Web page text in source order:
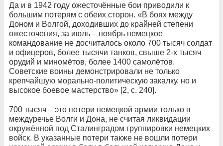
Да и в 1942 году ожесточённые бои приводили к
большим потерям с обеих сторон. «В боях между
Доном и Волгой, доходивших до крайней степени
ожесточения, за июль – ноябрь немецкое
командование не досчиталось около 700 тысяч солдат
и офицеров, более тысячи танков, свыше 2-х тысяч
орудий и миномётов, более 1400 самолётов.
Советские воины демонстрировали не только
крепчайшую морально-политическую закалку, но и
высокое боевое мастерство» [2, с. 240].
700 тысяч – это потери немецкой армии только в
междуречье Волги и Дона, не считая ликвидации
окружённой под Сталинградом группировки немецких
войск. В указанные потери также не вошли потери